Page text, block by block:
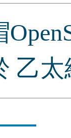
乙太